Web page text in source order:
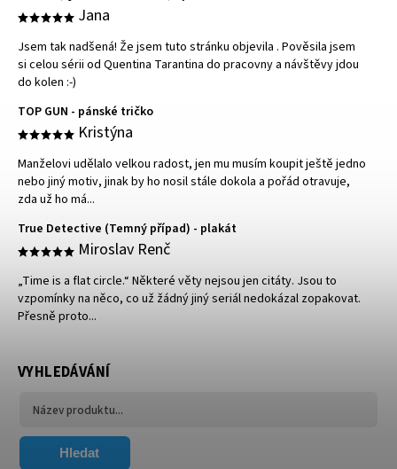
Jana
Jsem tak nadšená! Že jsem tuto stránku objevila . Pověsila jsem
si celou sérii od Quentina Tarantina do pracovny a návštěvy jdou
do kolen :-)
TOP GUN - pánské tričko
Kristýna
Manželovi udělalo velkou radost, jen mu musím koupit ještě jedno
nebo jiný motiv, jinak by ho nosil stále dokola a pořád otravuje,
zda už ho má...
True Detective (Temný případ) - plakát
Miroslav Renč
„Time is a flat circle.“ Některé věty nejsou jen citáty. Jsou to
vzpomínky na něco, co už žádný jiný seriál nedokázal zopakovat.
Přesně proto...
VYHLEDÁVÁNÍ
Hledat